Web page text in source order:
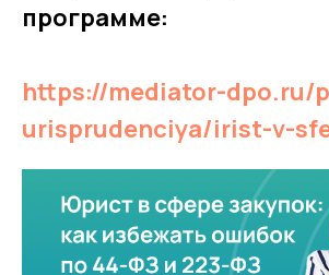
программе:
https://mediator-dpo.ru/
urisprudenciya/irist-v-